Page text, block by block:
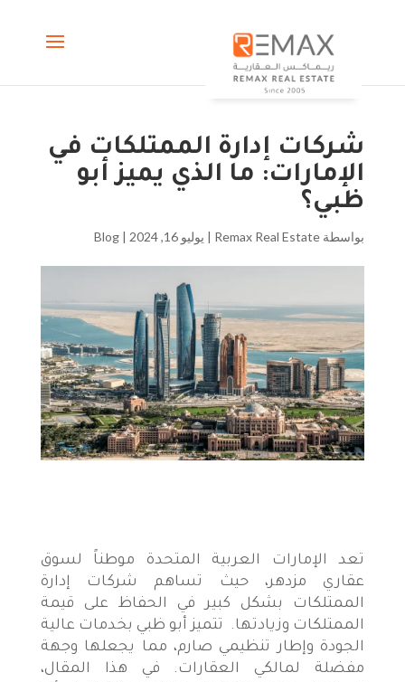
شركات إدارة الممتلكات في
الإمارات: ما الذي يميز أبو
ظبي؟
بواسطة Remax Real Estate
| يوليو 16, 2024 |
Blog
تعد الإمارات العربية المتحدة موطناً لسوق
عقاري مزدهر، حيث تساهم شركات إدارة
الممتلكات بشكل كبير في الحفاظ على قيمة
الممتلكات وزيادتها. تتميز أبو ظبي بخدمات عالية
الجودة وإطار تنظيمي صارم، مما يجعلها وجهة
مفضلة لمالكي العقارات. في هذا المقال،